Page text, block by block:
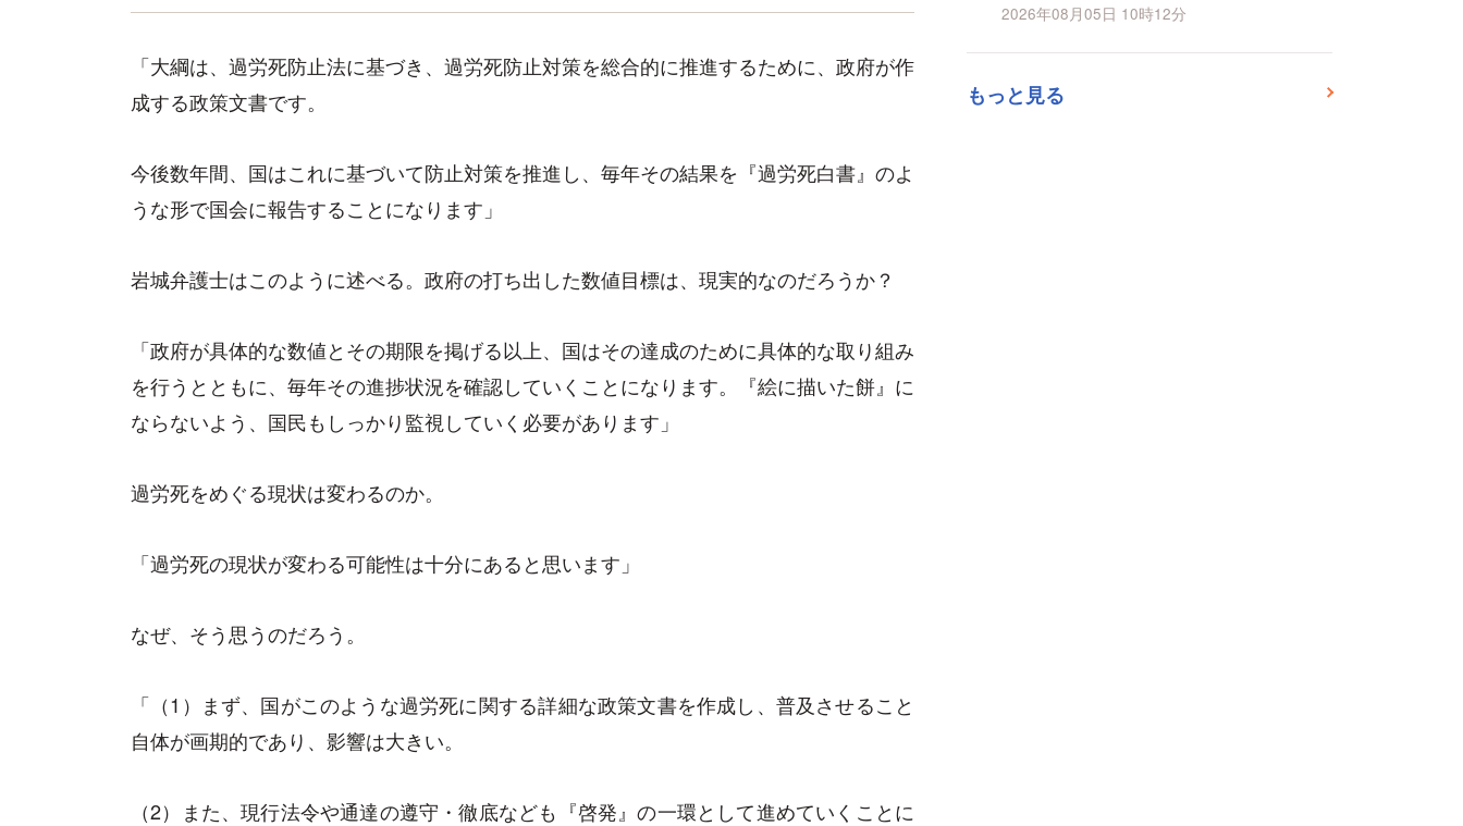
「大綱は、過労死防止法に基づき、過労死防止対策を総合的に推進するために、政府が作
成する政策文書です。
今後数年間、国はこれに基づいて防止対策を推進し、毎年その結果を『過労死白書』のよ
うな形で国会に報告することになります」
岩城弁護士はこのように述べる。政府の打ち出した数値目標は、現実的なのだろうか？
「政府が具体的な数値とその期限を掲げる以上、国はその達成のために具体的な取り組み
を行うとともに、毎年その進捗状況を確認していくことになります。『絵に描いた餅』に
ならないよう、国民もしっかり監視していく必要があります」
過労死をめぐる現状は変わるのか。
「過労死の現状が変わる可能性は十分にあると思います」
なぜ、そう思うのだろう。
「（1）まず、国がこのような過労死に関する詳細な政策文書を作成し、普及させること
自体が画期的であり、影響は大きい。
（2）また、現行法令や通達の遵守・徹底なども『啓発』の一環として進めていくことに
2026年08月05日 10時12分
もっと見る